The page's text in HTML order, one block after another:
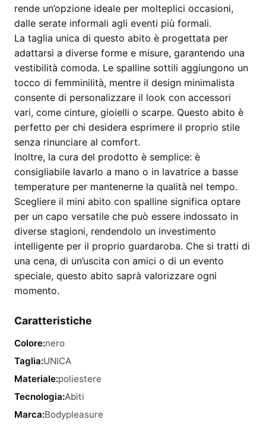
rende un’opzione ideale per molteplici occasioni,
dalle serate informali agli eventi più formali.
La taglia unica di questo abito è progettata per
adattarsi a diverse forme e misure, garantendo una
vestibilità comoda. Le spalline sottili aggiungono un
tocco di femminilità, mentre il design minimalista
consente di personalizzare il look con accessori
vari, come cinture, gioielli o scarpe. Questo abito è
perfetto per chi desidera esprimere il proprio stile
senza rinunciare al comfort.
Inoltre, la cura del prodotto è semplice: è
consigliabile lavarlo a mano o in lavatrice a basse
temperature per mantenerne la qualità nel tempo.
Scegliere il mini abito con spalline significa optare
per un capo versatile che può essere indossato in
diverse stagioni, rendendolo un investimento
intelligente per il proprio guardaroba. Che si tratti di
una cena, di un’uscita con amici o di un evento
speciale, questo abito saprà valorizzare ogni
momento.
Caratteristiche
Colore:nero
Taglia:UNICA
Materiale:poliestere
Tecnologia:Abiti
Marca:Bodypleasure